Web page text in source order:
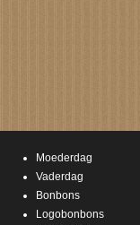
Moederdag
Vaderdag
Bonbons
Logobonbons